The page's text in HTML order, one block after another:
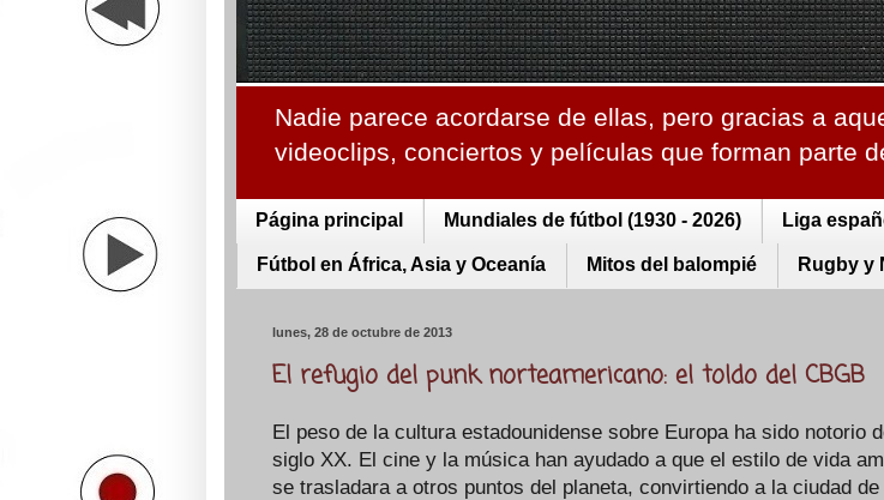
Nadie parece acordarse de ellas, pero gracias a
videoclips, conciertos y películas que forman parte
Página principal Mundiales de fútbol (1930 - 2026) Liga
Fútbol en África, Asia y Oceanía Mitos del balompié Rugby y
lunes, 28 de octubre de 2013
El refugio del punk norteamericano: el toldo del CBGB
El peso de la cultura estadounidense sobre Europa ha sido notorio
siglo XX. El cine y la música han ayudado a que el estilo de vida
se trasladara a otros puntos del planeta, convirtiendo a la ciudad de